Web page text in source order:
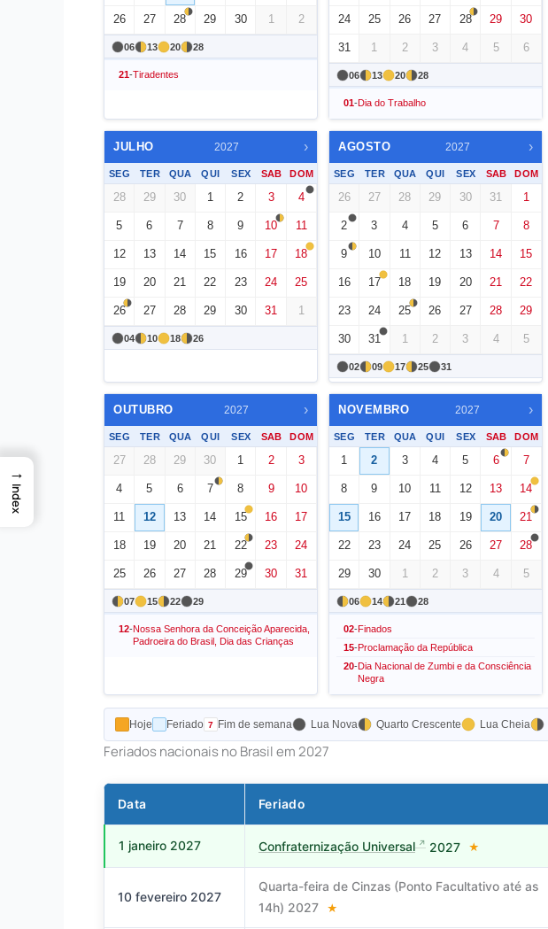
26 27 28 29 30 1 2
06 13 20 28
21-Tiradentes
24 25 26 27 28 29 30
31 1 2 3 4 5 6
06 13 20 28
01-Dia do Trabalho
JULHO 2027 ›
SEG TER QUA QUI SEX SAB DOM
28 29 30 1 2 3 4
5 6 7 8 9 10 11
12 13 14 15 16 17 18
19 20 21 22 23 24 25
26 27 28 29 30 31 1
04 10 18 26
AGOSTO 2027 ›
SEG TER QUA QUI SEX SAB DOM
26 27 28 29 30 31 1
2 3 4 5 6 7 8
9 10 11 12 13 14 15
16 17 18 19 20 21 22
23 24 25 26 27 28 29
30 31 1 2 3 4 5
02 09 17 25 31
OUTUBRO 2027 ›
SEG TER QUA QUI SEX SAB DOM
27 28 29 30 1 2 3
4 5 6 7 8 9 10
11 12 13 14 15 16 17
18 19 20 21 22 23 24
25 26 27 28 29 30 31
07 15 22 29
12-Nossa Senhora da Conceição Aparecida,
Padroeira do Brasil, Dia das Crianças
NOVEMBRO 2027 ›
SEG TER QUA QUI SEX SAB DOM
1 2 3 4 5 6 7
8 9 10 11 12 13 14
15 16 17 18 19 20 21
22 23 24 25 26 27 28
29 30 1 2 3 4 5
06 14 21 28
02-Finados
15-Proclamação da República
20-Dia Nacional de Zumbi e da Consciência
Negra
Hoje Feriado Fim de semana Lua Nova Quarto Crescente Lua Cheia
Feriados nacionais no Brasil em 2027
Data Feriado
1 janeiro 2027 Confraternização Universal 2027 ★
10 fevereiro 2027
Quarta-feira de Cinzas (Ponto Facultativo até as
14h) 2027
★
→
Index